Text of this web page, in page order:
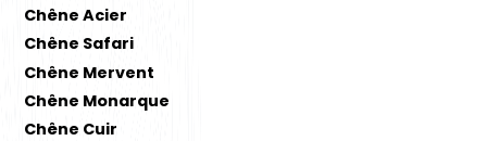
Chêne Acier
Chêne Safari
Chêne Mervent
Chêne Monarque
Chêne Cuir